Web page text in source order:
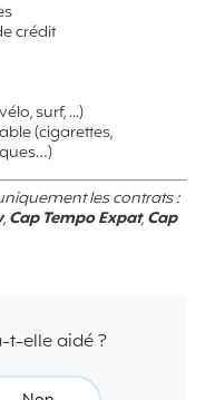
crédit
surf, ...)
(cigarettes,
les contrats :
,Cap Tempo Expat,Cap
t-elle aidé ?